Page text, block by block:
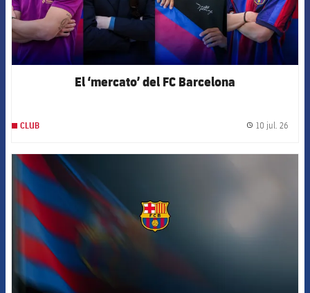
El ‘mercato’ del FC Barcelona
CLUB 10 jul. 26